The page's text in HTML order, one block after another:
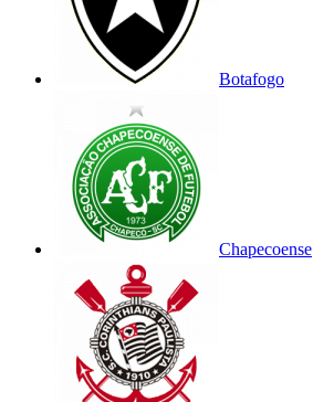
Botafogo
Chapecoense